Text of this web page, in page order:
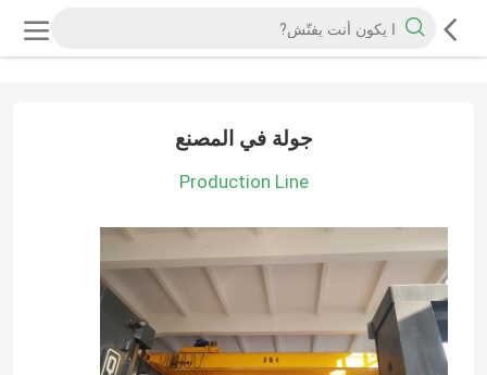
جولة في المصنع
Production Line